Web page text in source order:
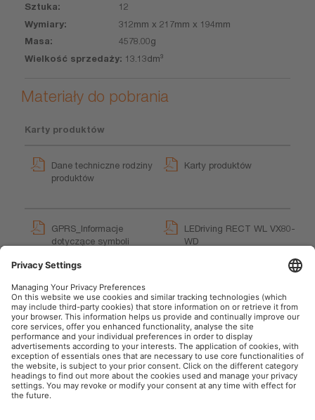
12
312mm x 217mm x 194mm
4578.00g
13.13dm³
Materiały do pobrania
Karty produktów
Dane techniczne rodziny
produktów
Karty produktów
GPRS_Informacje
dotyczące symboli
User instruction
LEDriving RECT WL VX80-
WD
OSRAM AutoMoto w mediach społecznościowych
Informacje firmowe
Warunki użytkowania